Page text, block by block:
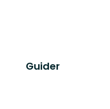
Guider